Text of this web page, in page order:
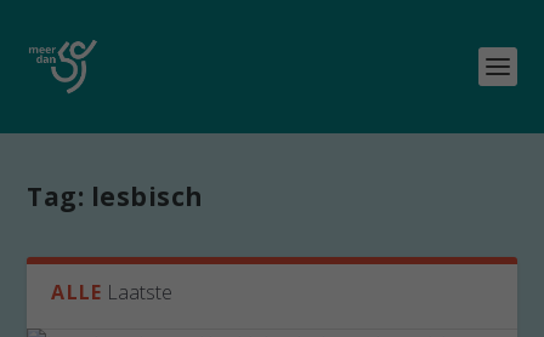
Tag: lesbisch
ALLE Laatste